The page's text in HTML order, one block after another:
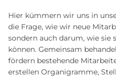
Hier kümmern wir uns in
die Frage, wie wir neue
sondern auch darum, wie
können. Gemeinsam
fördern bestehende
erstellen Organigramme,